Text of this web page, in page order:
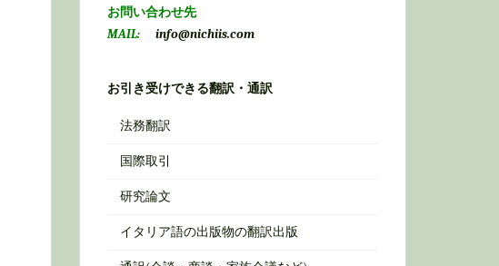
お問い合わせ先
MAIL:
info@nichiis.com
お引き受けできる翻訳・通訳
法務翻訳
国際取引
研究論文
イタリア語の出版物の翻訳出版